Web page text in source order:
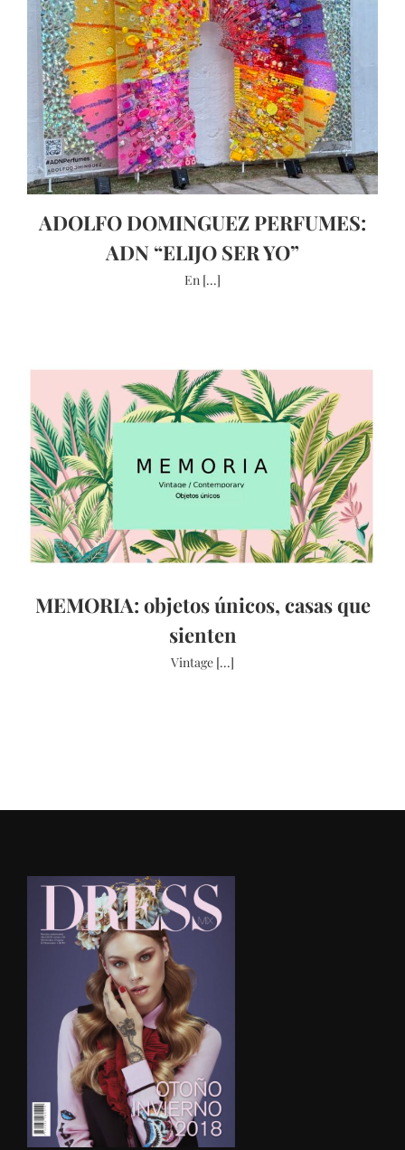
ADOLFO DOMINGUEZ PERFUMES:
ADN “ELIJO SER YO”
En [...]
MEMORIA: objetos únicos, casas que
sienten
Vintage [...]